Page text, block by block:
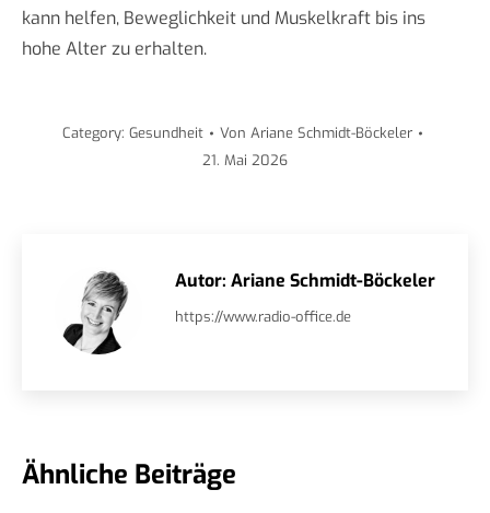
kann helfen, Beweglichkeit und Muskelkraft bis ins
hohe Alter zu erhalten.
Category: Gesundheit Von Ariane Schmidt-Böckeler
21. Mai 2026
Autor: Ariane Schmidt-Böckeler
https://www.radio-office.de
Ähnliche Beiträge